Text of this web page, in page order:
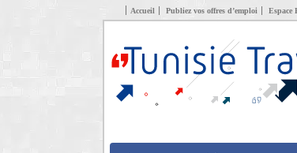
Accueil Publiez vos offres d’emploi Espace